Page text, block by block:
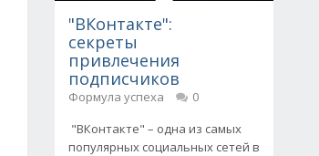
"ВКонтакте":
секреты
привлечения
подписчиков
Формула успеха
0
"ВКонтакте" – одна из самых
популярных социальных сетей в